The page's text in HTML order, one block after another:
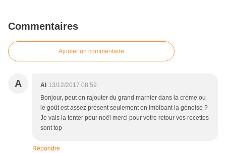
Commentaires
Ajouter un commentaire
A Al 13/12/2017 08:59
Bonjour, peut on rajouter du grand marnier dans la crème ou
le goût est assez présent seulement en imbibant la génoise ?
Je vais la tenter pour noël merci pour votre retour vos recettes
sont top
Répondre